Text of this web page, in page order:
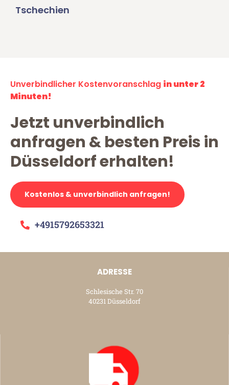
Tschechien
Unverbindlicher Kostenvoranschlag in unter 2
Minuten!
Jetzt unverbindlich
anfragen & besten Preis in
Düsseldorf erhalten!
Kostenlos & unverbindlich anfragen!
+4915792653321
ADRESSE
Schlesische Str. 70
40231 Düsseldorf